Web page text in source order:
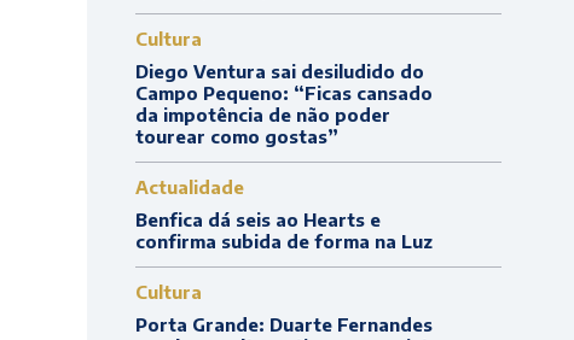
Cultura
Diego Ventura sai desiludido do
Campo Pequeno: “Ficas cansado
da impotência de não poder
tourear como gostas”
Actualidade
Benfica dá seis ao Hearts e
confirma subida de forma na Luz
Cultura
Porta Grande: Duarte Fernandes